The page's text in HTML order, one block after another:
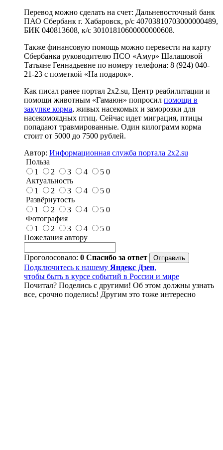
Перевод можно сделать на счет: Дальневосточный банк
ПАО Сбербанк г. Хабаровск, р/с 40703810703000000489,
БИК 040813608, к/с 30101810600000000608.
Также финансовую помощь можно перевести на карту
Сбербанка руководителю ПСО «Амур» Шалашовой
Татьяне Геннадьевне по номеру телефона: 8 (924) 040-
21-23 с пометкой «На подарок».
Как писал ранее портал 2х2.su, Центр реабилитации и
помощи животным «Гамаюн» попросил помощи в
закупке корма, живых насекомых и заморозки для
насекомоядных птиц. Сейчас идет миграция, птицы
попадают травмированные. Один килограмм корма
стоит от 5000 до 7500 рублей.
Автор: Информационная служба портала 2x2.su
Польза
1
2 3 4 5 0
Актуальность
1
2 3 4 5 0
Развёрнутость
1
2 3 4 5 0
Фотография
1
2 3 4 5 0
Пожелания автору
Проголосовало: 0 Спасибо за ответ
Подключитесь к нашему Яндекс Дзен,
чтобы быть в курсе событий в России и мире
Почитал? Поделись с другими! Об этом должны узнать
все, срочно поделись! Другим это тоже интересно